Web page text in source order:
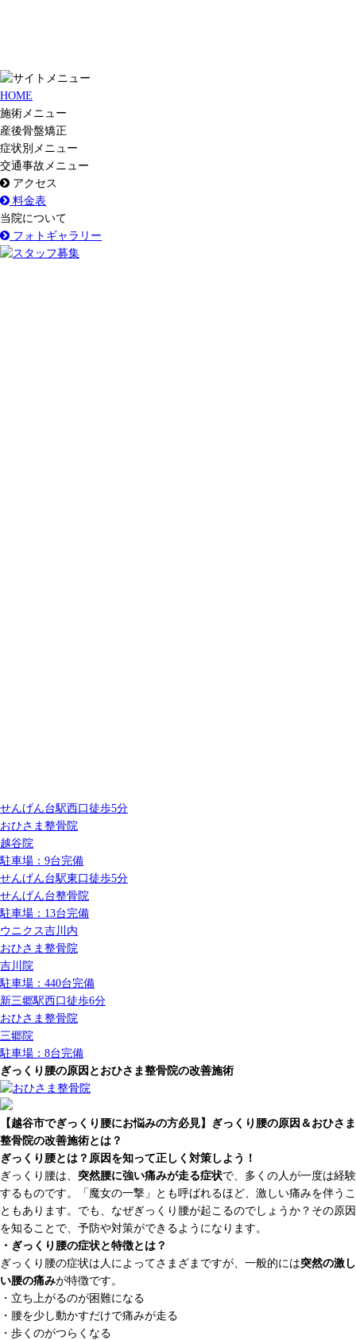
HOME
施術メニュー
産後骨盤矯正
症状別メニュー
交通事故メニュー
アクセス
料金表
当院について
フォトギャラリー
せんげん台駅西口 徒歩5分
おひさま整骨院
越谷院
駐車場：9台完備
せんげん台駅東口 徒歩5分
せんげん台整骨院
駐車場：13台完備
ウニクス吉川内
おひさま整骨院
吉川院
駐車場：440台完備
新三郷駅西口 徒歩6分
おひさま整骨院
三郷院
駐車場：8台完備
ぎっくり腰の原因とおひさま整骨院の改善施術
【越谷市でぎっくり腰にお悩みの方必見】ぎっくり腰の原因＆おひさま
整骨院の改善施術とは？
ぎっくり腰とは？原因を知って正しく対策しよう！
ぎっくり腰は、 突然腰に強い痛みが走る症状で、多くの人が一度は経験
するものです。「魔女の一撃」とも呼ばれるほど、激しい痛みを伴うこ
ともあります。でも、なぜぎっくり腰が起こるのでしょうか？その原因
を知ることで、予防や対策ができるようになります。
・ぎっくり腰の症状と特徴とは？
ぎっくり腰の症状は人によってさまざまですが、一般的には突然の激し
い腰の痛みが特徴です。
・立ち上がるのが困難になる
・腰を少し動かすだけで痛みが走る
・歩くのがつらくなる